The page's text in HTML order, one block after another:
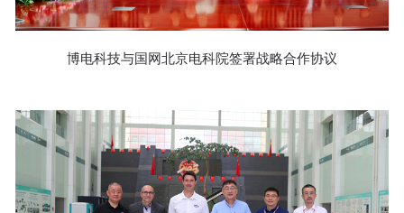
博电科技与国网北京电科院签署战略合作协议